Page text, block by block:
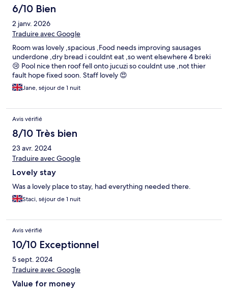
6/10 Bien
2 janv. 2026
Traduire avec Google
Room was lovely ,spacious ,Food needs improving sausages
underdone ,dry bread i couldnt eat ,so went elsewhere 4 breki
😢 Pool nice then roof fell onto jucuzi so couldnt use ,not thier
fault hope fixed soon. Staff lovely 😍
Jane, séjour de 1 nuit
Avis vérifié
8/10 Très bien
23 avr. 2024
Traduire avec Google
Lovely stay
Was a lovely place to stay, had everything needed there.
Staci, séjour de 1 nuit
Avis vérifié
10/10 Exceptionnel
5 sept. 2024
Traduire avec Google
Value for money